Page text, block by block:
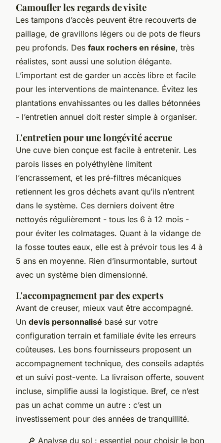
Camoufler les regards de visite
Les tampons d’accès peuvent être recouverts de
paillage, de gravillons légers ou de pots de fleurs
peu profonds. Des faux rochers en résine, très
réalistes, sont aussi une solution élégante.
L’important est de garder un accès libre et facile
pour les interventions de maintenance. Évitez les
plantations envahissantes ou les dalles bétonnées
- l’entretien annuel doit rester simple à organiser.
L'entretien pour une longévité accrue
Une cuve bien conçue est facile à entretenir. Les
parois lisses en polyéthylène limitent
l’encrassement, et les pré-filtres mécaniques
retiennent les gros déchets avant qu’ils n’entrent
dans le système. Ces derniers doivent être
nettoyés régulièrement - tous les 6 à 12 mois -
pour éviter les colmatages. Quant à la vidange de
la fosse toutes eaux, elle est à prévoir tous les 4 à
5 ans en moyenne. Rien d’insurmontable, surtout
avec un système bien dimensionné.
L'accompagnement par des experts
Avant de creuser, mieux vaut être accompagné.
Un devis personnalisé basé sur votre
configuration terrain et familiale évite les erreurs
coûteuses. Les bons fournisseurs proposent un
accompagnement technique, des conseils adaptés
et un suivi post-vente. La livraison offerte, souvent
incluse, simplifie aussi la logistique. Bref, ce n’est
pas un achat comme un autre : c’est un
investissement pour des années de tranquillité.
🔎 Analyse du sol : essentiel pour choisir le bon